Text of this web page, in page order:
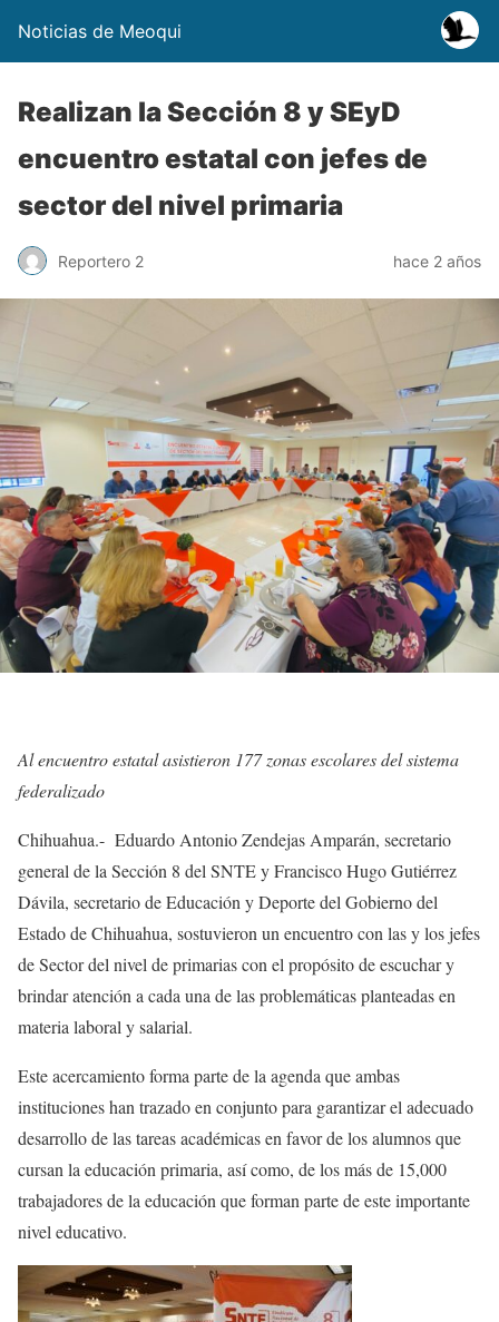
Noticias de Meoqui
Realizan la Sección 8 y SEyD
encuentro estatal con jefes de
sector del nivel primaria
Reportero 2 hace 2 años
Al encuentro estatal asistieron 177 zonas escolares del sistema
federalizado
Chihuahua.- Eduardo Antonio Zendejas Amparán, secretario
general de la Sección 8 del SNTE y Francisco Hugo Gutiérrez
Dávila, secretario de Educación y Deporte del Gobierno del
Estado de Chihuahua, sostuvieron un encuentro con las y los jefes
de Sector del nivel de primarias con el propósito de escuchar y
brindar atención a cada una de las problemáticas planteadas en
materia laboral y salarial.
Este acercamiento forma parte de la agenda que ambas
instituciones han trazado en conjunto para garantizar el adecuado
desarrollo de las tareas académicas en favor de los alumnos que
cursan la educación primaria, así como, de los más de 15,000
trabajadores de la educación que forman parte de este importante
nivel educativo.